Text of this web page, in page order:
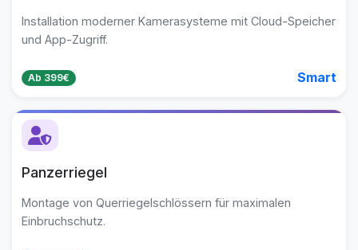
Installation moderner Kamerasysteme mit Cloud-Speicher
und App-Zugriff.
Ab 399€ Smart
Panzerriegel
Montage von Querriegelschlössern für maximalen
Einbruchschutz.